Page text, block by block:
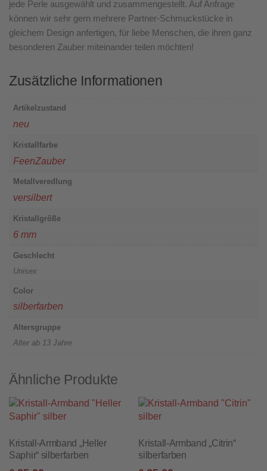
jede Perle ausgewählt und zusammengestellt. Auf Anfrage
können wir sehr gern mehrere Partner-Schmuckstücke in
gleichem Design anfertigen, für liebe Menschen, die ihren ganz
besonderen Zauber miteinander teilen möchten!
Zusätzliche Informationen
Artikelzustand
neu
Kristallfarbe
FeenZauber
Metallveredlung
versilbert
Kristallgröße
6 mm
Geschlecht
Unisex
Color
silberfarben
Altersgruppe
Alter ab 13 Jahre
Ähnliche Produkte
Kristall-Armband „Heller
Saphir“ silberfarben
Kristall-Armband „Citrin“
silberfarben